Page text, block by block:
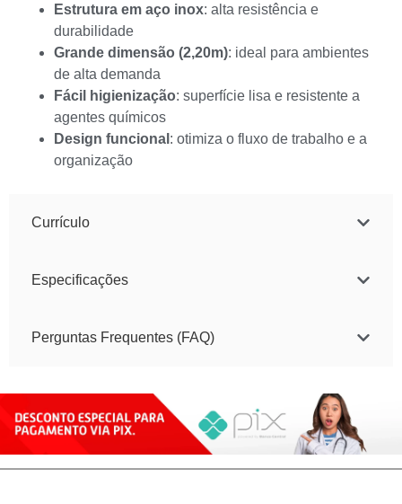
Currículo
Especificações
Perguntas Frequentes (FAQ)
Estrutura em aço inox: alta resistência e
durabilidade
Grande dimensão (2,20m): ideal para ambientes
de alta demanda
Fácil higienização: superfície lisa e resistente a
agentes químicos
Design funcional : otimiza o fluxo de trabalho e a
organização